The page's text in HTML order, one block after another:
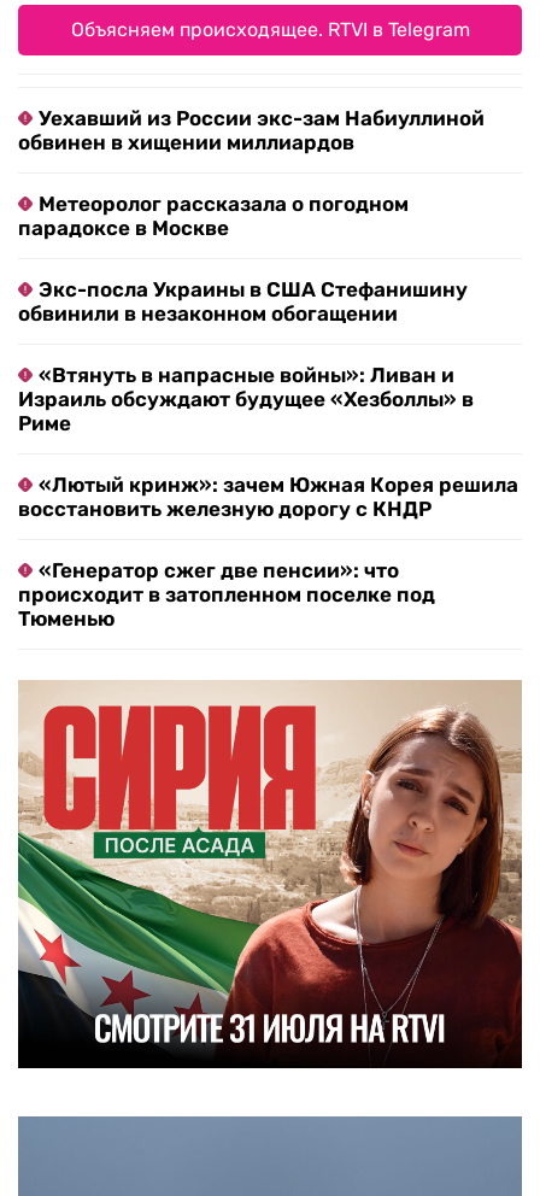
Объясняем происходящее. RTVI в Telegram
Уехавший из России экс-зам Набиуллиной
обвинен в хищении миллиардов
Метеоролог рассказала о погодном
парадоксе в Москве
Экс-посла Украины в США Стефанишину
обвинили в незаконном обогащении
«Втянуть в напрасные войны»: Ливан и
Израиль обсуждают будущее «Хезболлы» в
Риме
«Лютый кринж»: зачем Южная Корея решила
восстановить железную дорогу с КНДР
«Генератор сжег две пенсии»: что
происходит в затопленном поселке под
Тюменью